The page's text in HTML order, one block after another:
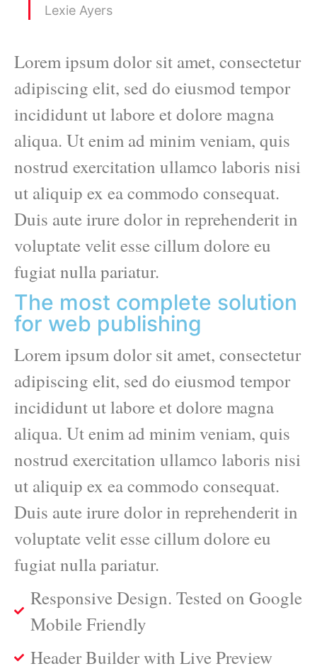
Lexie Ayers
Lorem ipsum dolor sit amet, consectetur
adipiscing elit, sed do eiusmod tempor
incididunt ut labore et dolore magna
aliqua. Ut enim ad minim veniam, quis
nostrud exercitation ullamco laboris nisi
ut aliquip ex ea commodo consequat.
Duis aute irure dolor in reprehenderit in
voluptate velit esse cillum dolore eu
fugiat nulla pariatur.
The most complete solution
for web publishing
Lorem ipsum dolor sit amet, consectetur
adipiscing elit, sed do eiusmod tempor
incididunt ut labore et dolore magna
aliqua. Ut enim ad minim veniam, quis
nostrud exercitation ullamco laboris nisi
ut aliquip ex ea commodo consequat.
Duis aute irure dolor in reprehenderit in
voluptate velit esse cillum dolore eu
fugiat nulla pariatur.
Responsive Design. Tested on Google
Mobile Friendly
Header Builder with Live Preview